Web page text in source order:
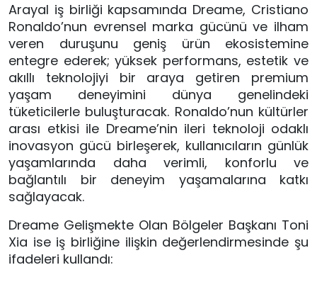
Arayal iş birliği kapsamında Dreame, Cristiano
Ronaldo’nun evrensel marka gücünü ve ilham
veren duruşunu geniş ürün ekosistemine
entegre ederek; yüksek performans, estetik ve
akıllı teknolojiyi bir araya getiren premium
yaşam deneyimini dünya genelindeki
tüketicilerle buluşturacak. Ronaldo’nun kültürler
arası etkisi ile Dreame’nin ileri teknoloji odaklı
inovasyon gücü birleşerek, kullanıcıların günlük
yaşamlarında daha verimli, konforlu ve
bağlantılı bir deneyim yaşamalarına katkı
sağlayacak.
Dreame Gelişmekte Olan Bölgeler Başkanı Toni
Xia ise iş birliğine ilişkin değerlendirmesinde şu
ifadeleri kullandı: